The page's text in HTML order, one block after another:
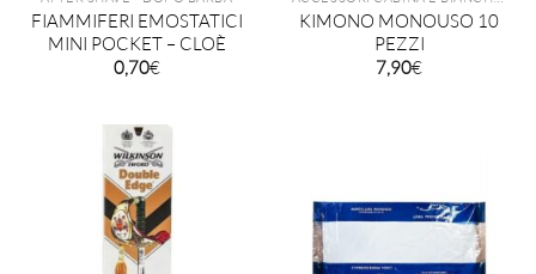
FIAMMIFERI EMOSTATICI
MINI POCKET – CLOÈ
0,70€
KIMONO MONOUSO 10
PEZZI
7,90€